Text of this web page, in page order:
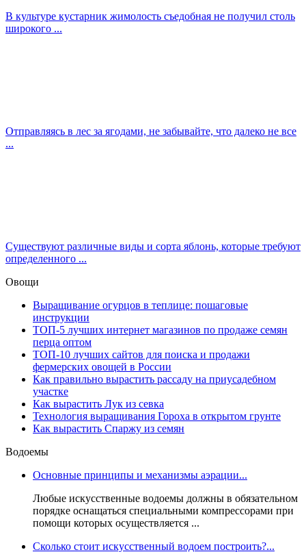
В культуре кустарник жимолость съедобная не получил столь
широкого ...
Отправляясь в лес за ягодами, не забывайте, что далеко не все
...
Существуют различные виды и сорта яблонь, которые требуют
определенного ...
Овощи
Выращивание огурцов в теплице: пошаговые
инструкции
ТОП-5 лучших интернет магазинов по продаже семян
перца оптом
ТОП-10 лучших сайтов для поиска и продажи
фермерских овощей в России
Как правильно вырастить рассаду на приусадебном
участке
Как вырастить Лук из севка
Технология выращивания Гороха в открытом грунте
Как вырастить Спаржу из семян
Водоемы
Основные принципы и механизмы аэрации...
Любые искусственные водоемы должны в обязательном
порядке оснащаться специальными компрессорами при
помощи которых осуществляется ...
Сколько стоит искусственный водоем построить?...